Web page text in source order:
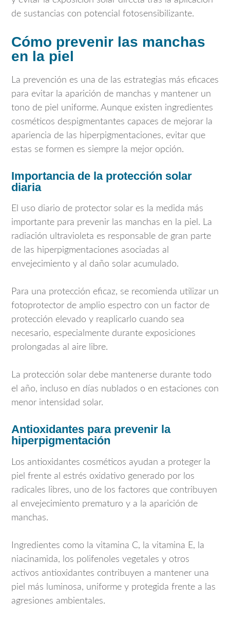
de sustancias con potencial fotosensibilizante.
Cómo prevenir las manchas
en la piel
La prevención es una de las estrategias más eficaces
para evitar la aparición de manchas y mantener un
tono de piel uniforme. Aunque existen ingredientes
cosméticos despigmentantes capaces de mejorar la
apariencia de las hiperpigmentaciones, evitar que
estas se formen es siempre la mejor opción.
Importancia de la protección solar
diaria
El uso diario de protector solar es la medida más
importante para prevenir las manchas en la piel. La
radiación ultravioleta es responsable de gran parte
de las hiperpigmentaciones asociadas al
envejecimiento y al daño solar acumulado.
Para una protección eficaz, se recomienda utilizar un
fotoprotector de amplio espectro con un factor de
protección elevado y reaplicarlo cuando sea
necesario, especialmente durante exposiciones
prolongadas al aire libre.
La protección solar debe mantenerse durante todo
el año, incluso en días nublados o en estaciones con
menor intensidad solar.
Antioxidantes para prevenir la
hiperpigmentación
Los antioxidantes cosméticos ayudan a proteger la
piel frente al estrés oxidativo generado por los
radicales libres, uno de los factores que contribuyen
al envejecimiento prematuro y a la aparición de
manchas.
Ingredientes como la vitamina C, la vitamina E, la
niacinamida, los polifenoles vegetales y otros
activos antioxidantes contribuyen a mantener una
piel más luminosa, uniforme y protegida frente a las
agresiones ambientales.